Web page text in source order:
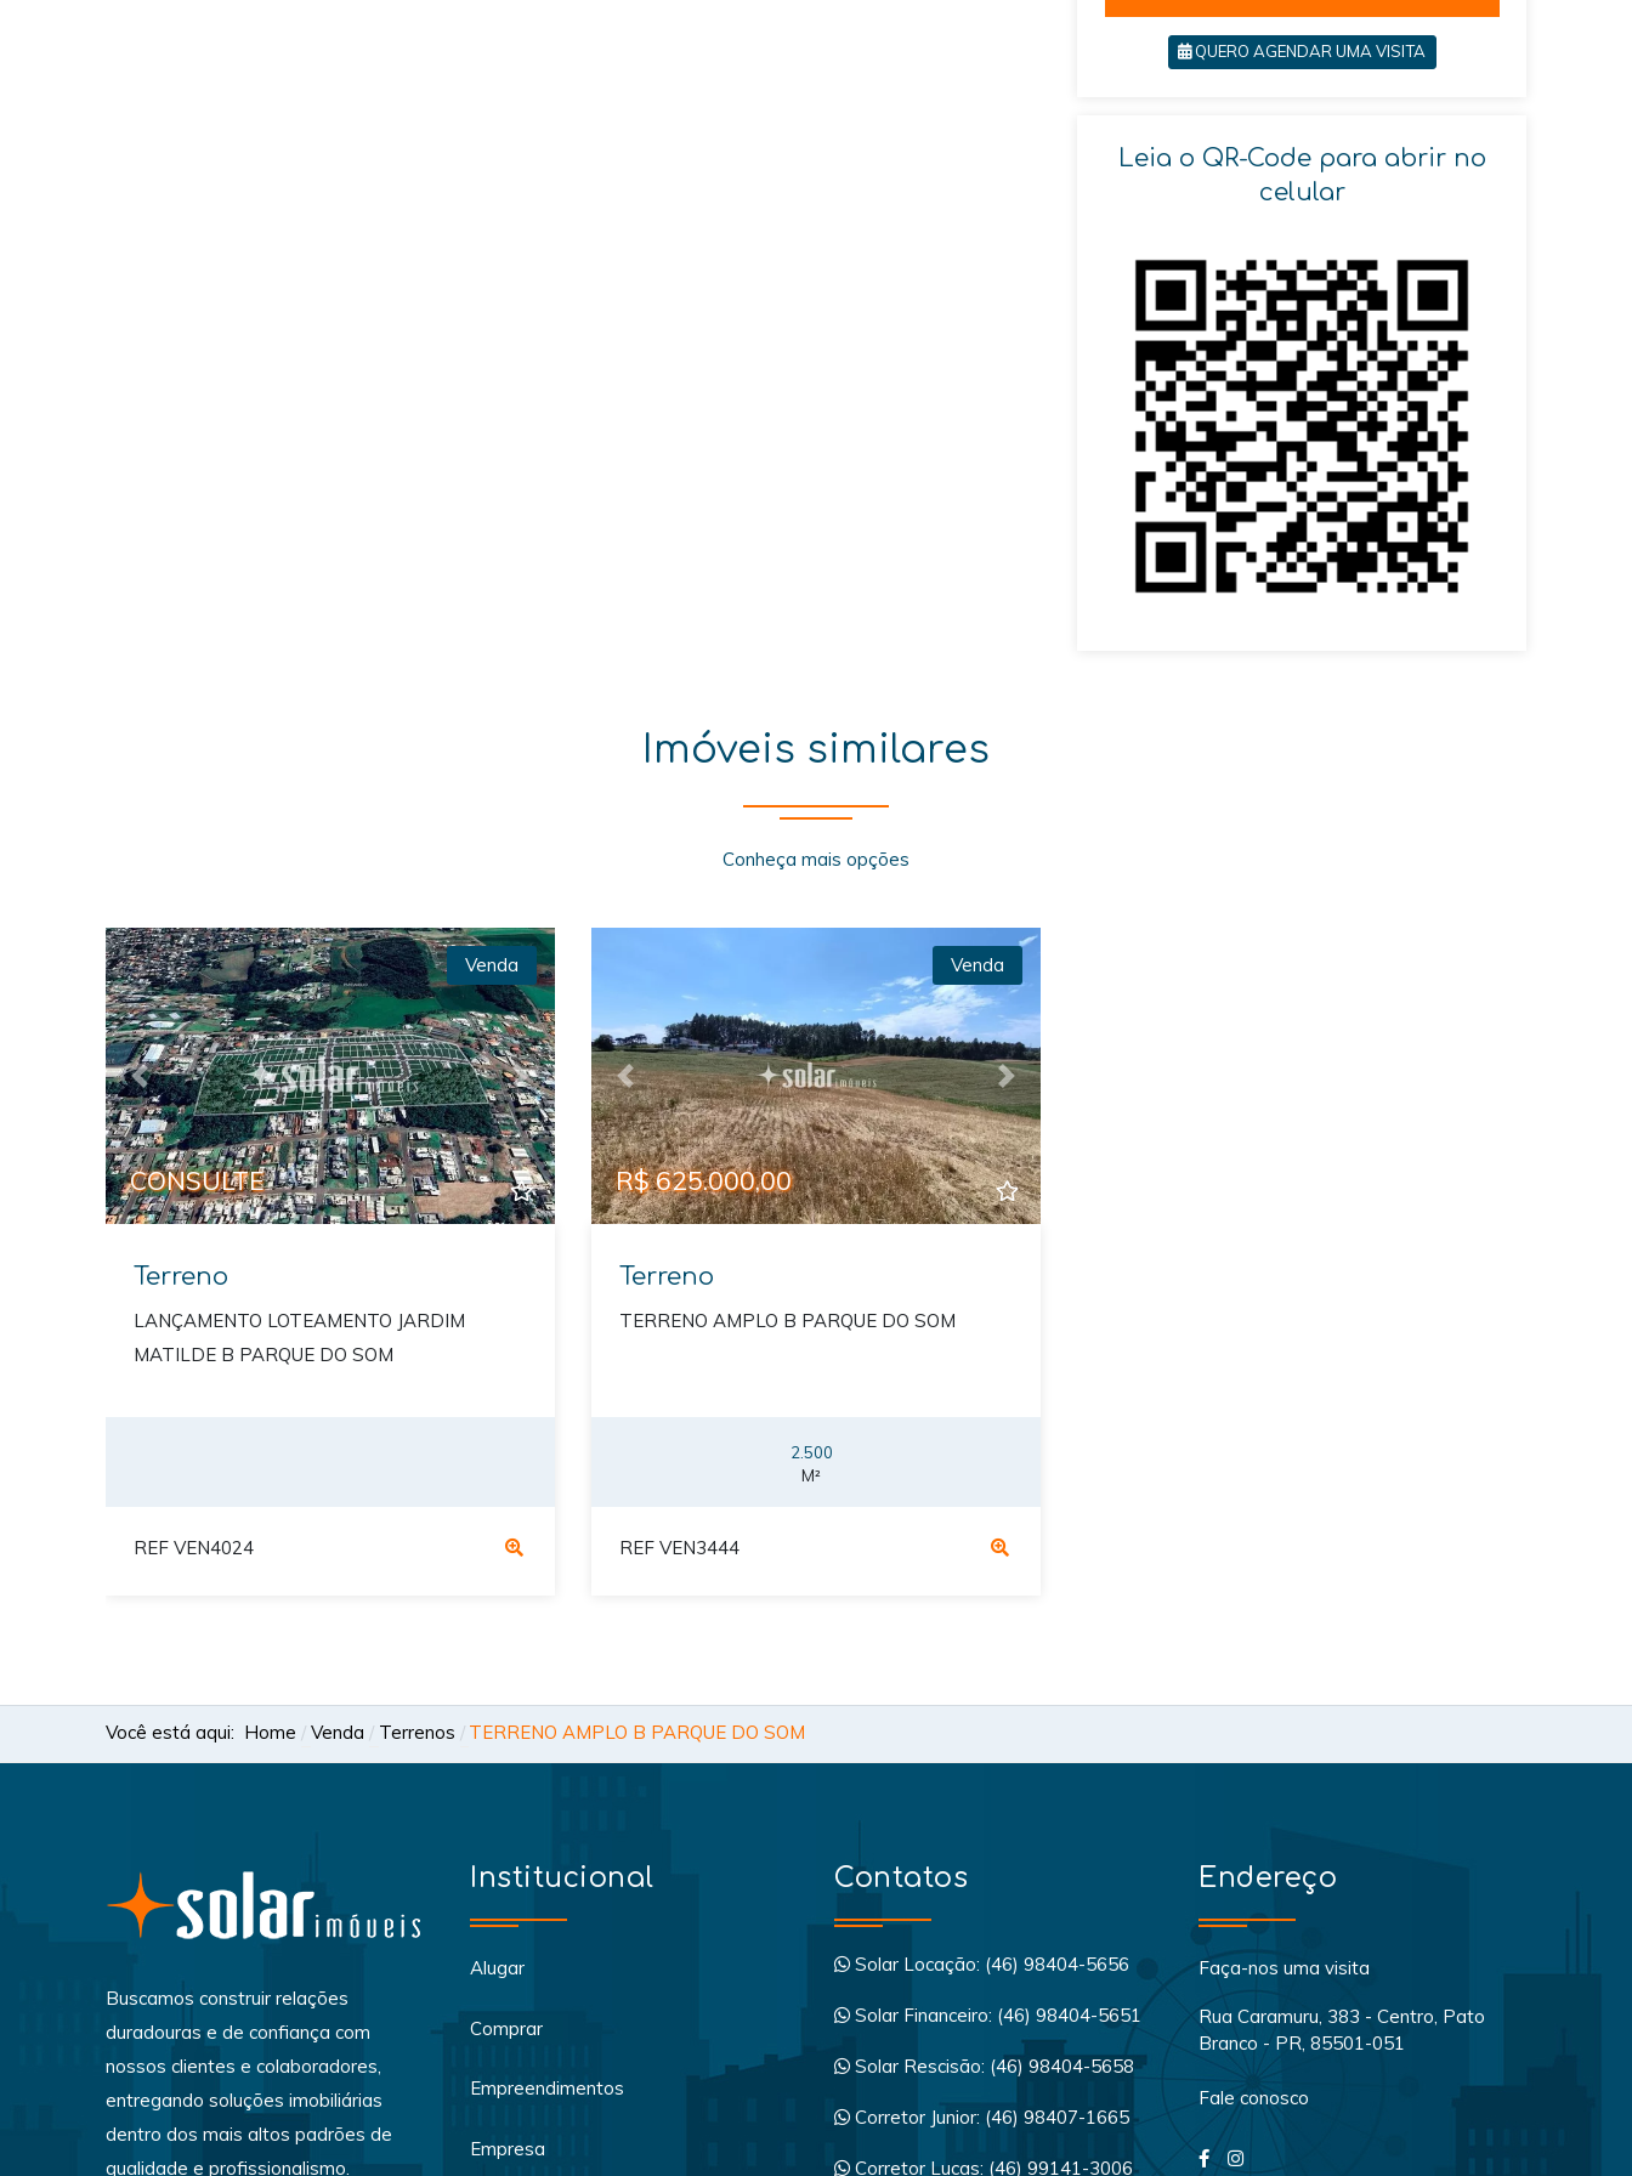
QUERO AGENDAR UMA VISITA
Leia o QR-Code para abrir no
celular
Imóveis similares
Conheça mais opções
Previous Next
Venda
CONSULTE
Terreno
LANÇAMENTO LOTEAMENTO JARDIM
MATILDE B PARQUE DO SOM
REF VEN4024
Previous Next
Venda
R$ 625.000,00
Terreno
TERRENO AMPLO B PARQUE DO SOM
2.500
M²
REF VEN3444
Você está aqui: Home Venda Terrenos TERRENO AMPLO B PARQUE DO SOM
Buscamos construir relações
duradouras e de confiança com
nossos clientes e colaboradores,
entregando soluções imobiliárias
dentro dos mais altos padrões de
qualidade e profissionalismo.
Institucional
Alugar
Comprar
Empreendimentos
Empresa
Contatos
Solar Locação: (46) 98404-5656
Solar Financeiro: (46) 98404-5651
Solar Rescisão: (46) 98404-5658
Corretor Junior: (46) 98407-1665
Corretor Lucas: (46) 99141-3006
Endereço
Faça-nos uma visita
Rua Caramuru, 383 - Centro, Pato
Branco - PR, 85501-051
Fale conosco